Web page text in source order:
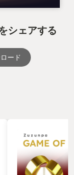
シェアする
ード